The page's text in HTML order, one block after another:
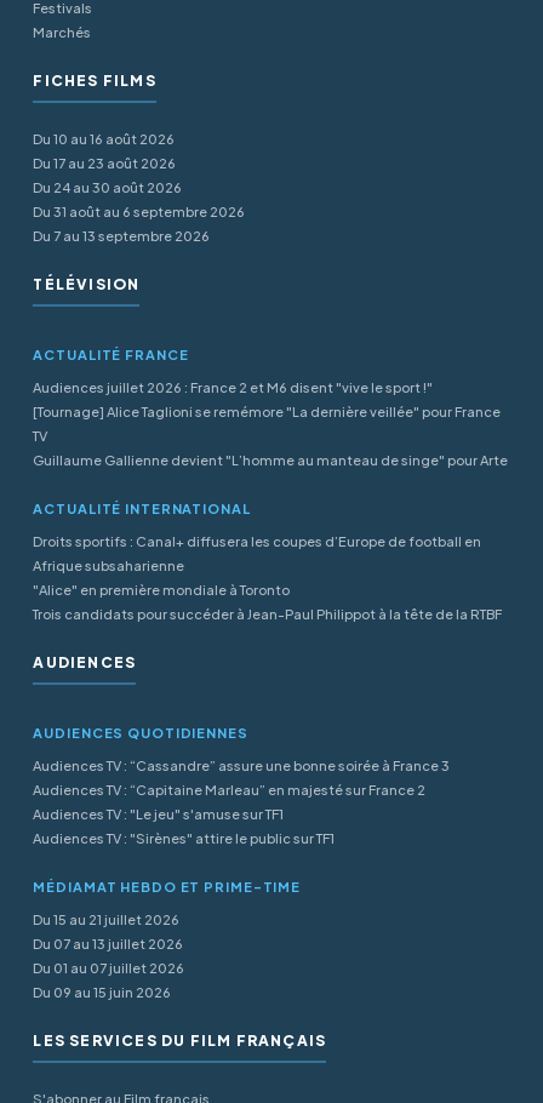
Festivals
Marchés
FICHES FILMS
Du 10 au 16 août 2026
Du 17 au 23 août 2026
Du 24 au 30 août 2026
Du 31 août au 6 septembre 2026
Du 7 au 13 septembre 2026
TÉLÉVISION
ACTUALITÉ FRANCE
Audiences juillet 2026 : France 2 et M6 disent "vive le sport !"
[Tournage] Alice Taglioni se remémore "La dernière veillée" pour France
TV
Guillaume Gallienne devient "L’homme au manteau de singe" pour Arte
ACTUALITÉ INTERNATIONAL
Droits sportifs : Canal+ diffusera les coupes d’Europe de football en
Afrique subsaharienne
"Alice" en première mondiale à Toronto
Trois candidats pour succéder à Jean-Paul Philippot à la tête de la RTBF
AUDIENCES
AUDIENCES QUOTIDIENNES
Audiences TV : “Cassandre” assure une bonne soirée à France 3
Audiences TV : “Capitaine Marleau” en majesté sur France 2
Audiences TV : "Le jeu" s'amuse sur TF1
Audiences TV : "Sirènes" attire le public sur TF1
MÉDIAMAT HEBDO ET PRIME-TIME
Du 15 au 21 juillet 2026
Du 07 au 13 juillet 2026
Du 01 au 07 juillet 2026
Du 09 au 15 juin 2026
LES SERVICES DU FILM FRANÇAIS
S'abonner au Film français